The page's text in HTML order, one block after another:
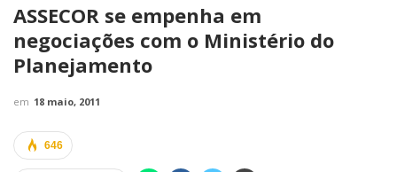
ASSECOR se empenha em
negociações com o Ministério do
Planejamento
em 18 maio, 2011
646